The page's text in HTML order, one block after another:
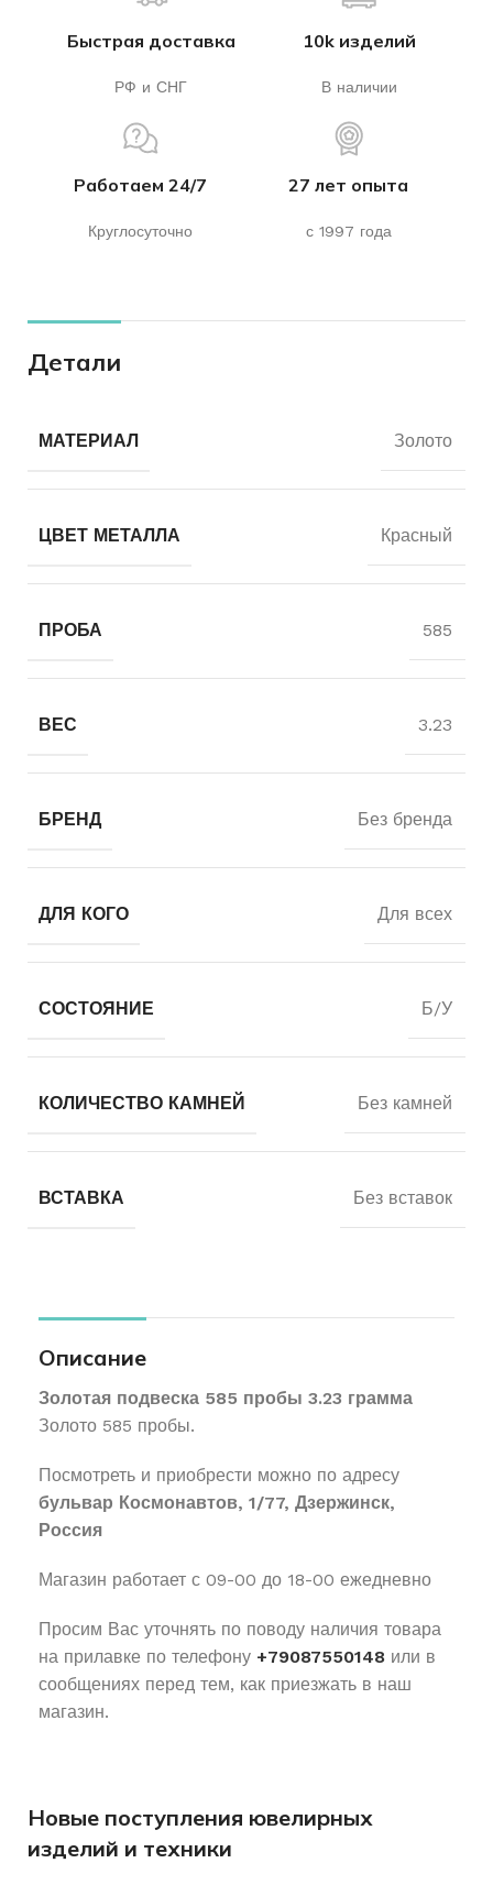
Быстрая доставка
РФ и СНГ
10k изделий
В наличии
Работаем 24/7
Круглосуточно
27 лет опыта
с 1997 года
Детали
МАТЕРИАЛ Золото
ЦВЕТ МЕТАЛЛА Красный
ПРОБА 585
ВЕС 3.23
БРЕНД Без бренда
ДЛЯ КОГО Для всех
СОСТОЯНИЕ Б/У
КОЛИЧЕСТВО КАМНЕЙ Без камней
ВСТАВКА Без вставок
Описание
Золотая подвеска 585 пробы 3.23 грамма
Золото 585 пробы.
Посмотреть и приобрести можно по адресу
бульвар Космонавтов, 1/77, Дзержинск,
Россия
Магазин работает с 09-00 до 18-00 ежедневно
Просим Вас уточнять по поводу наличия товара
на прилавке по телефону +79087550148 или в
сообщениях перед тем, как приезжать в наш
магазин.
Новые поступления ювелирных
изделий и техники